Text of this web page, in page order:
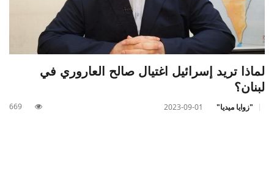
لماذا تريد إسرائيل اغتيال صالح العاروري في
لبنان؟
"زوايا ميديا" 2023-09-01
669